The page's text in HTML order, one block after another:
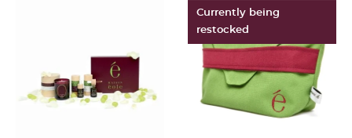
Currently being
restocked